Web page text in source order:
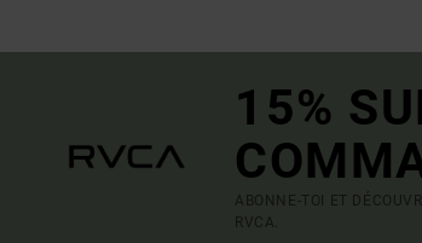
15%
ABONNE-TOI ET
RVCA.